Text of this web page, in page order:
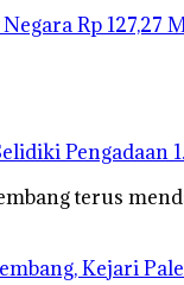
Rp 127,27
Pengadaan
terus
Kejari